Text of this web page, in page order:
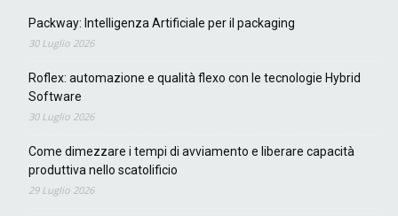
Packway: Intelligenza Artificiale per il packaging
30 Luglio 2026
Roflex: automazione e qualità flexo con le tecnologie Hybrid
Software
30 Luglio 2026
Come dimezzare i tempi di avviamento e liberare capacità
produttiva nello scatolificio
29 Luglio 2026